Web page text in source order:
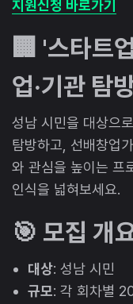
지원신청 바로가기
🏢 '스타트
업·기관 탐
성남 시민을 대상으
탐방하고, 선배창업
와 관심을 높이는 프
인식을 넓혀보세요.
🎯 모집 개
대상: 성남 시민
규모: 각 회차별